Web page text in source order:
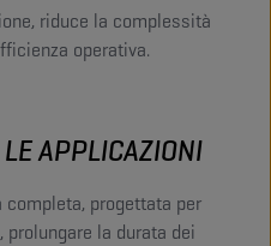
riduce la complessità
operativa.
APPLICAZIONI
progettata per
la durata dei